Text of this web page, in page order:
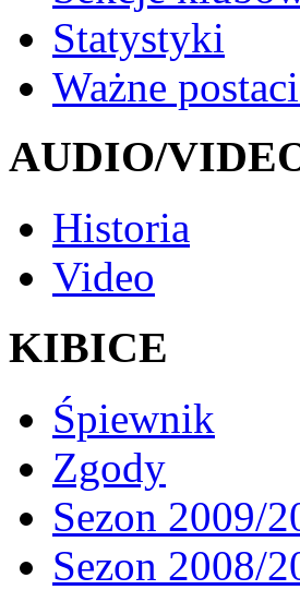
Statystyki
Ważne
AUDIO/
Historia
Video
KIBICE
Śpiewnik
Zgody
Sezon 2009/
Sezon 2008/